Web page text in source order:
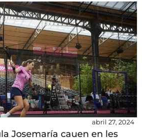
abril 27, 2024
Josemaría cauen en les